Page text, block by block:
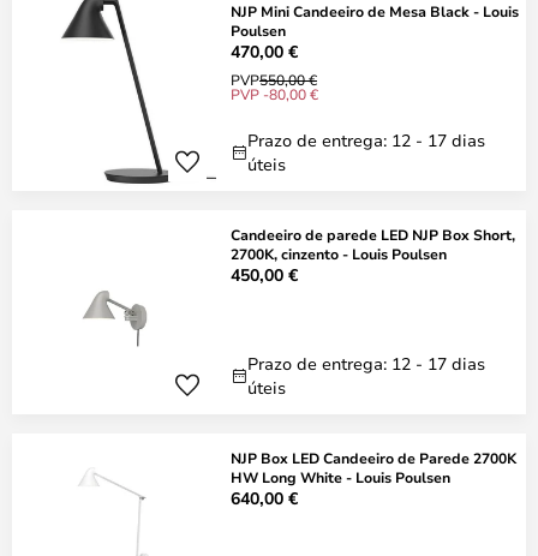
NJP Mini Candeeiro de Mesa Black - Louis
Poulsen
470,00 €
PVP550,00 €
PVP -80,00 €
Prazo de entrega: 12 - 17 dias
úteis
Candeeiro de parede LED NJP Box Short,
2700K, cinzento - Louis Poulsen
450,00 €
Prazo de entrega: 12 - 17 dias
úteis
NJP Box LED Candeeiro de Parede 2700K
HW Long White - Louis Poulsen
640,00 €